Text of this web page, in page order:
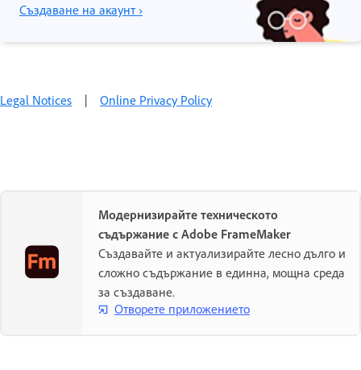
Създаване на акаунт ›
Legal Notices | Online Privacy Policy
Модернизирайте техническото
съдържание с Adobe FrameMaker
Създавайте и актуализирайте лесно дълго и
сложно съдържание в единна, мощна среда
за създаване.
Отворете приложението